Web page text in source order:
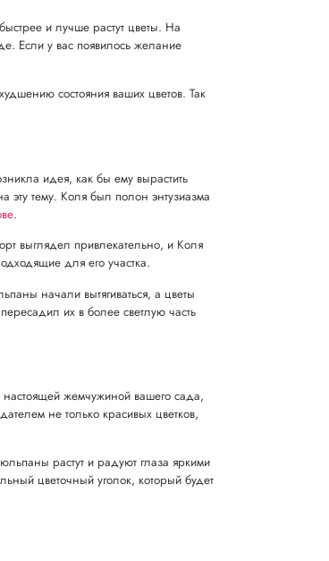
и лучше растут цветы. На
Если у вас появилось желание
состояния ваших цветов. Так
идея, как бы ему вырастить
эту тему. Коля был полон энтузиазма
.
выглядел привлекательно, и Коля
для его участка.
начали вытягиваться, а цветы
их в более светлую часть
настоящей жемчужиной вашего сада,
не только красивых цветков,
растут и радуют глаза яркими
цветочный уголок, который будет